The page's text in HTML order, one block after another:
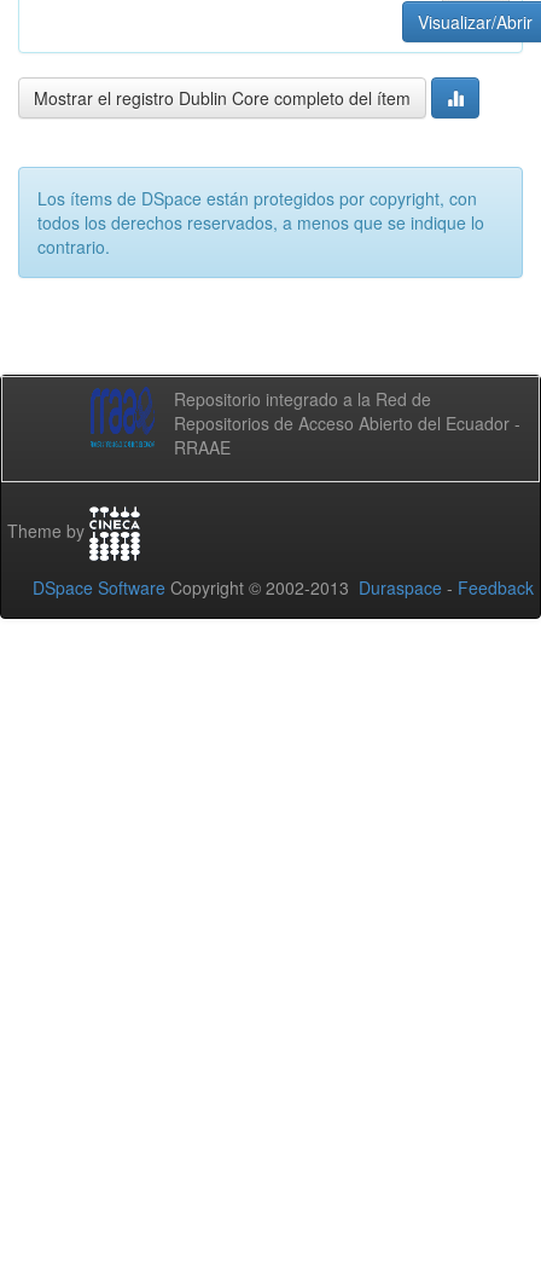
Visualizar/Abrir
Mostrar el registro Dublin Core completo del ítem
Los ítems de DSpace están protegidos por copyright, con
todos los derechos reservados, a menos que se indique lo
contrario.
Repositorio integrado a la Red de
Repositorios de Acceso Abierto del Ecuador -
RRAAE
Theme by
DSpace Software Copyright © 2002-2013 Duraspace - Feedback